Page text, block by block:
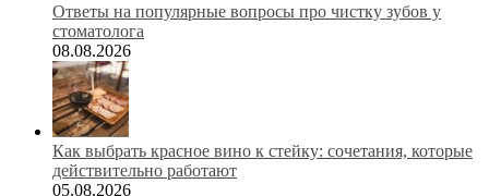
Ответы на популярные вопросы про чистку зубов у
стоматолога
08.08.2026
Как выбрать красное вино к стейку: сочетания, которые
действительно работают
05.08.2026